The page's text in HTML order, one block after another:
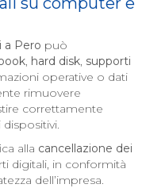
a Pero può
, hard disk, supporti
operative o dati
rimuovere
correttamente
alla cancellazione dei
digitali, in conformità
dell’impresa.